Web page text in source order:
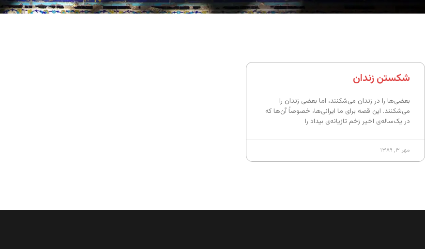
شکستن زندان
بعضی‌ها را در زندان می‌‌شکنند، اما بعضی زندان را
می‌شکنند. این قصه برای ما ایرانی‌ها، خصوصاً آن‌‌ها که
در یک‌ساله‌ی اخیر زخم تازیانه‌ی بیداد را
مهر ۳, ۱۳۸۹